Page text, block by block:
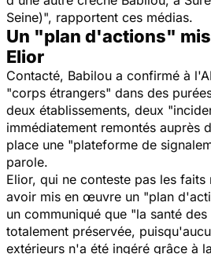
Seine)", rapportent ces médias.
Un "plan d'actions"
Elior
Contacté, Babilou a confirmé à
"corps étrangers" dans des
deux établissements, deux
immédiatement remontés auprès
place une "plateforme de
parole.
Elior, qui ne conteste pas les
avoir mis en œuvre un "plan
un communiqué que "la santé
totalement préservée,
extérieurs n'a été ingéré grâce à